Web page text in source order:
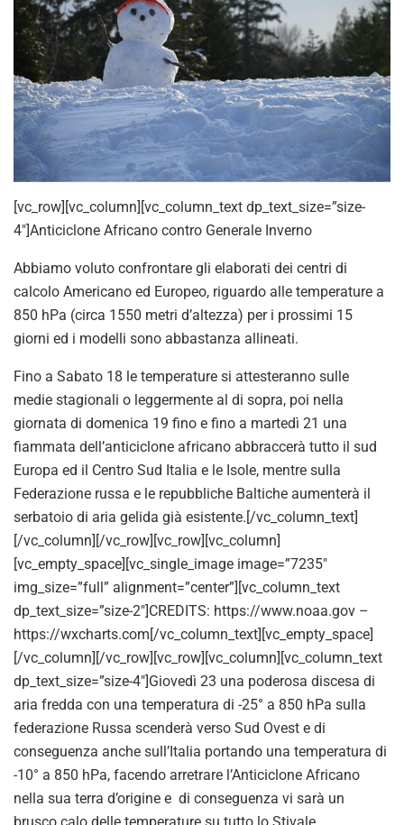
[vc_row][vc_column][vc_column_text dp_text_size=”size-
4″]Anticiclone Africano contro Generale Inverno
Abbiamo voluto confrontare gli elaborati dei centri di
calcolo Americano ed Europeo, riguardo alle temperature a
850 hPa (circa 1550 metri d’altezza) per i prossimi 15
giorni ed i modelli sono abbastanza allineati.
Fino a Sabato 18 le temperature si attesteranno sulle
medie stagionali o leggermente al di sopra, poi nella
giornata di domenica 19 fino e fino a martedì 21 una
fiammata dell’anticiclone africano abbraccerà tutto il sud
Europa ed il Centro Sud Italia e le Isole, mentre sulla
Federazione russa e le repubbliche Baltiche aumenterà il
serbatoio di aria gelida già esistente.[/vc_column_text]
[/vc_column][/vc_row][vc_row][vc_column]
[vc_empty_space][vc_single_image image=”7235″
img_size=”full” alignment=”center”][vc_column_text
dp_text_size=”size-2″]CREDITS: https://www.noaa.gov –
https://wxcharts.com[/vc_column_text][vc_empty_space]
[/vc_column][/vc_row][vc_row][vc_column][vc_column_text
dp_text_size=”size-4″]Giovedì 23 una poderosa discesa di
aria fredda con una temperatura di -25° a 850 hPa sulla
federazione Russa scenderà verso Sud Ovest e di
conseguenza anche sull’Italia portando una temperatura di
-10° a 850 hPa, facendo arretrare l’Anticiclone Africano
nella sua terra d’origine e di conseguenza vi sarà un